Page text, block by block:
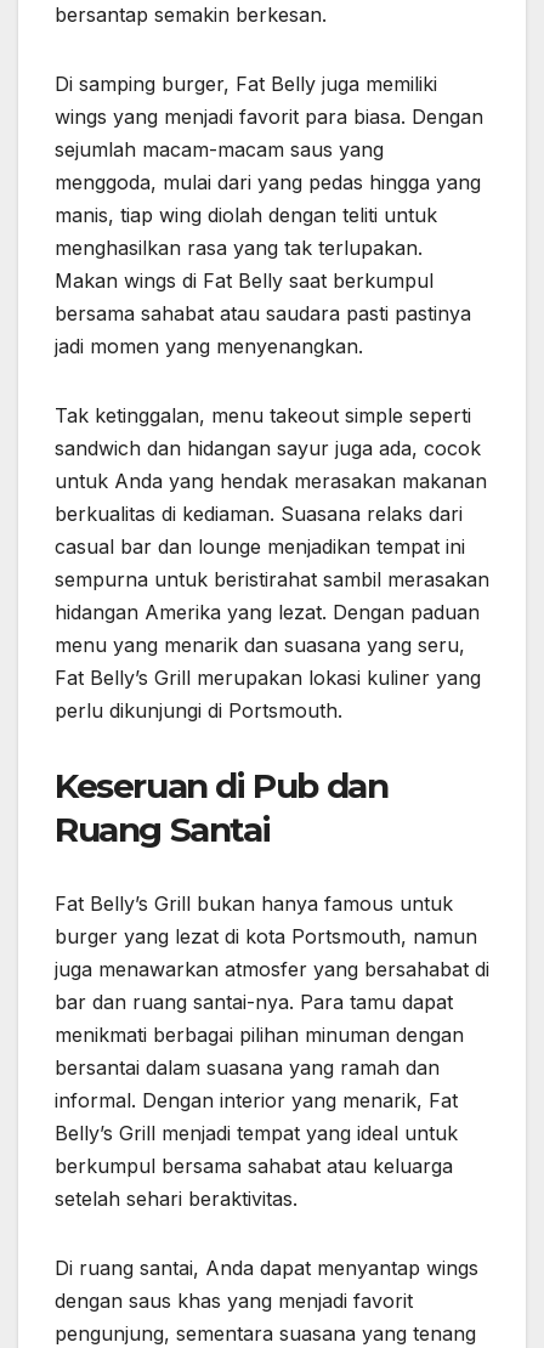
bersantap semakin berkesan.
Di samping burger, Fat Belly juga memiliki
wings yang menjadi favorit para biasa. Dengan
sejumlah macam-macam saus yang
menggoda, mulai dari yang pedas hingga yang
manis, tiap wing diolah dengan teliti untuk
menghasilkan rasa yang tak terlupakan.
Makan wings di Fat Belly saat berkumpul
bersama sahabat atau saudara pasti pastinya
jadi momen yang menyenangkan.
Tak ketinggalan, menu takeout simple seperti
sandwich dan hidangan sayur juga ada, cocok
untuk Anda yang hendak merasakan makanan
berkualitas di kediaman. Suasana relaks dari
casual bar dan lounge menjadikan tempat ini
sempurna untuk beristirahat sambil merasakan
hidangan Amerika yang lezat. Dengan paduan
menu yang menarik dan suasana yang seru,
Fat Belly’s Grill merupakan lokasi kuliner yang
perlu dikunjungi di Portsmouth.
Keseruan di Pub dan
Ruang Santai
Fat Belly’s Grill bukan hanya famous untuk
burger yang lezat di kota Portsmouth, namun
juga menawarkan atmosfer yang bersahabat di
bar dan ruang santai-nya. Para tamu dapat
menikmati berbagai pilihan minuman dengan
bersantai dalam suasana yang ramah dan
informal. Dengan interior yang menarik, Fat
Belly’s Grill menjadi tempat yang ideal untuk
berkumpul bersama sahabat atau keluarga
setelah sehari beraktivitas.
Di ruang santai, Anda dapat menyantap wings
dengan saus khas yang menjadi favorit
pengunjung, sementara suasana yang tenang